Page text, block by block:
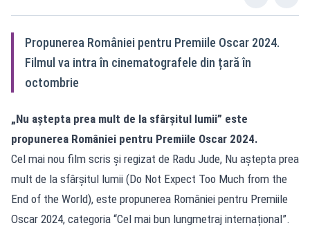
Propunerea României pentru Premiile Oscar 2024.
Filmul va intra în cinematografele din țară în
octombrie
„Nu aștepta prea mult de la sfârșitul lumii” este
propunerea României pentru Premiile Oscar 2024.
Cel mai nou film scris și regizat de Radu Jude, Nu aștepta prea
mult de la sfârșitul lumii (Do Not Expect Too Much from the
End of the World), este propunerea României pentru Premiile
Oscar 2024, categoria “Cel mai bun lungmetraj internațional”.